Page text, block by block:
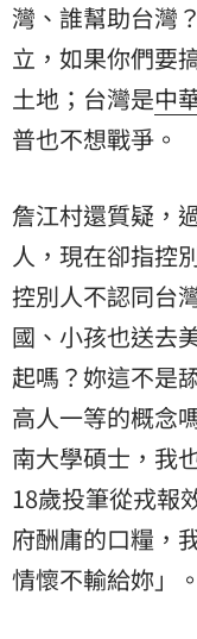
灣、誰幫助台灣？
立，如果你們要
土地；台灣是中
普也不想戰爭。
詹江村還質疑，
人，現在卻指控
控別人不認同台
國、小孩也送去
起嗎？妳這不是
高人一等的概念
南大學碩士，我
18歲投筆從戎報
府酬庸的口糧，
情懷不輸給妳」。